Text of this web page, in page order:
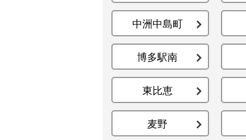
中洲中島町
博多駅南
東比恵
麦野